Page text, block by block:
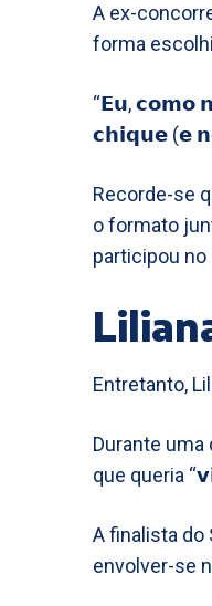
A ex-
forma
“𝗘𝘂, 𝗰𝗼𝗺𝗼
𝗰𝗵𝗶𝗾𝘂𝗲 (𝗲
Recorde-se
o formato
participou no
Entretanto,
Durante
que queria
A finalista
envolver-se